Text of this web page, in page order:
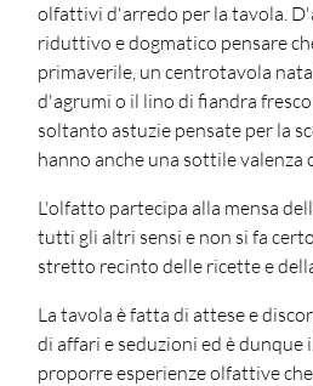
olfattivi d'arredo per la tavola.
riduttivo e dogmatico pensare
primaverile, un centrotavola
d'agrumi o il lino di fiandra
soltanto astuzie pensate per la
hanno anche una sottile valenza
L'olfatto partecipa alla mensa
tutti gli altri sensi e non si fa
stretto recinto delle ricette e
La tavola è fatta di attese e
di affari e seduzioni ed è dunque
proporre esperienze olfattive